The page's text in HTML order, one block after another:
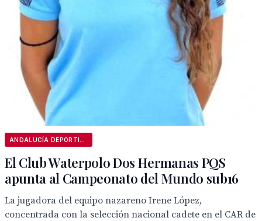
El Club Waterpolo Dos Hermanas PQS
apunta al Campeonato del Mundo sub16
La jugadora del equipo nazareno Irene López,
concentrada con la selección nacional cadete en el CAR de